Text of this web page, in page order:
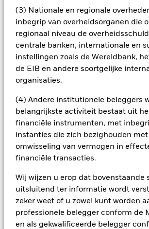
(3) Nationale en regionale
inbegrip van overheidsorganen die
regionaal niveau de
centrale banken, internationale en
instellingen zoals de Wereldbank,
de EIB en andere soortgelijke
organisaties.
(4) Andere institutionele beleggers
belangrijkste activiteit bestaat uit
financiële instrumenten, met
instanties die zich bezighouden met
omwisseling van vermogen in
financiële transacties.
Wij wijzen u erop dat bovenstaande
uitsluitend ter informatie wordt
zeker weet of u zowel kunt worden
professionele belegger conform de
en als gekwalificeerde belegger
dagelijkse schommelingen op de
andere factoren die van invloed zijn,
gebeurtenissen in de bedrijven. Vanwege
aandelenselectie worden gehanteerd om
kringloopeconomie te voldoen, is het
waarin het Fonds kan beleggen mogelijk
gediversifieerd dan dat van de meeste
maken met milieuaspecten, belastingen,
Beleggers zouden dit fonds moeten
onderdeel van een volledige
Alle aandelenklassen met valutahedging
gebruiken derivaten om valutarisico's af te
gebruik van derivaten voor een
andere aandelenklassen in het fonds
beheermaatschappij van het fonds
geschikte procedures worden gebruikt om
minimaliseren. Via het uitklapvakje direct
het fonds, kunt u een lijst van alle